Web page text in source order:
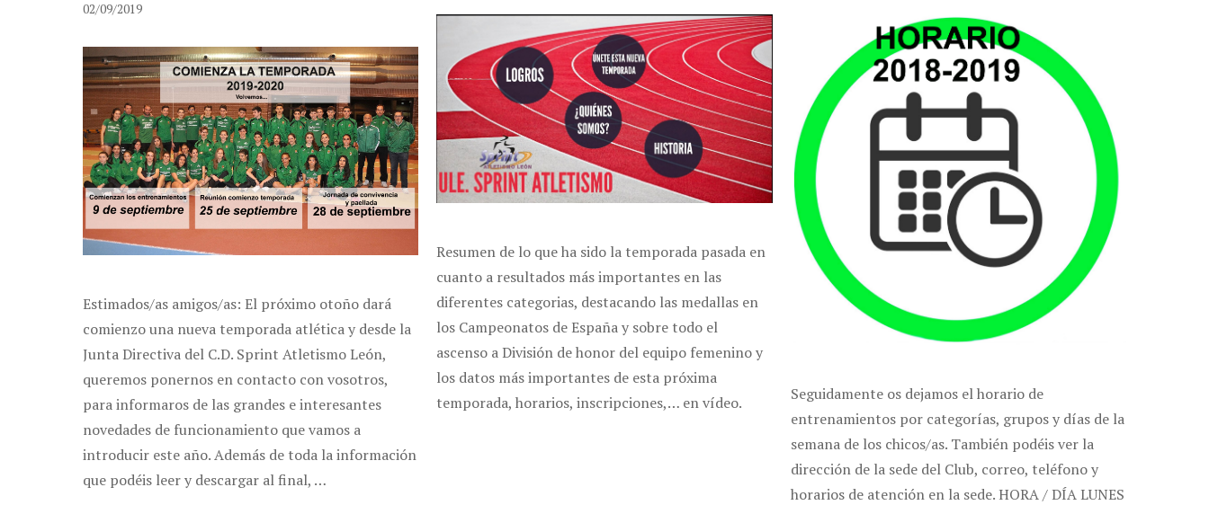
02/09/2019
Estimados/as amigos/as: El próximo otoño dará
comienzo una nueva temporada atlética y desde la
Junta Directiva del C.D. Sprint Atletismo León,
queremos ponernos en contacto con vosotros,
para informaros de las grandes e interesantes
novedades de funcionamiento que vamos a
introducir este año. Además de toda la información
que podéis leer y descargar al final, …
Resumen de lo que ha sido la temporada pasada en
cuanto a resultados más importantes en las
diferentes categorias, destacando las medallas en
los Campeonatos de España y sobre todo el
ascenso a División de honor del equipo femenino y
los datos más importantes de esta próxima
temporada, horarios, inscripciones,… en vídeo.
Seguidamente os dejamos el horario de
entrenamientos por categorías, grupos y días de la
semana de los chicos/as. También podéis ver la
dirección de la sede del Club, correo, teléfono y
horarios de atención en la sede. HORA / DÍA LUNES